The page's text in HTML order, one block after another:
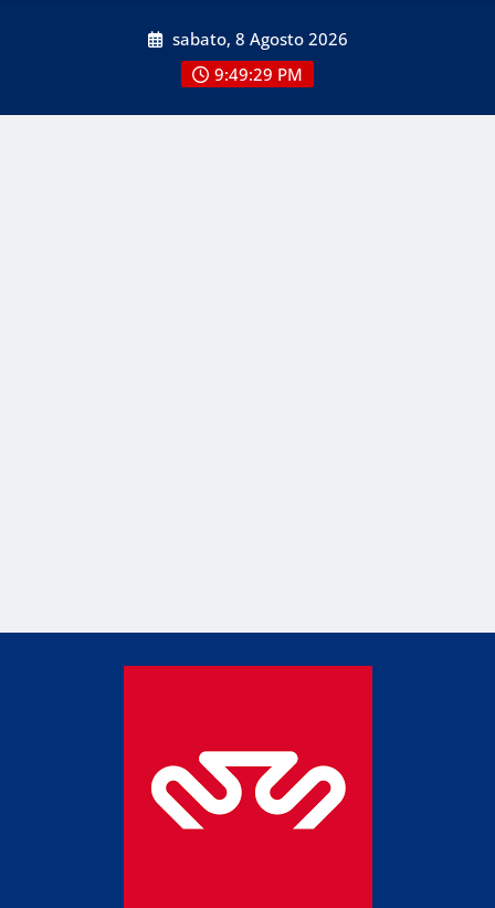
sabato, 8 Agosto 2026
9:49:29 PM